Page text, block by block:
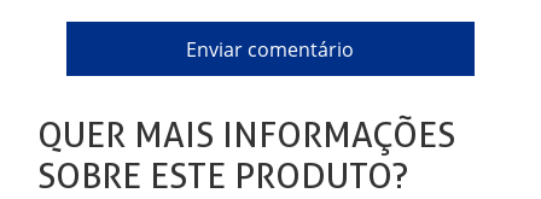
QUER MAIS INFORMAÇÕES
SOBRE ESTE PRODUTO?